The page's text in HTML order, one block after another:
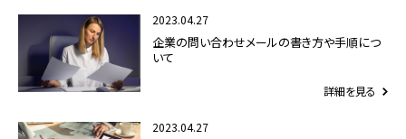
2023.04.27
企業の問い合わせメールの書き方や手順につ
いて
詳細を見る
2023.04.27